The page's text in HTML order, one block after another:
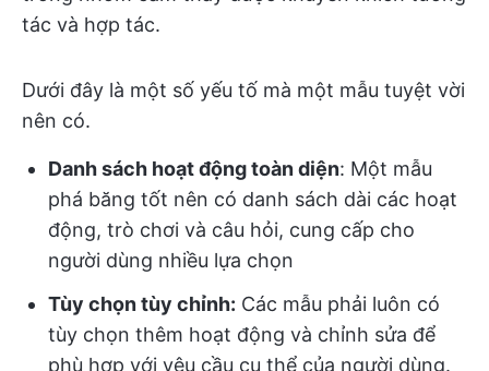
tác và hợp tác.
Dưới đây là một số yếu tố mà một mẫu tuyệt vời
nên có.
Danh sách hoạt động toàn diện: Một mẫu
phá băng tốt nên có danh sách dài các hoạt
động, trò chơi và câu hỏi, cung cấp cho
người dùng nhiều lựa chọn
Tùy chọn tùy chỉnh: Các mẫu phải luôn có
tùy chọn thêm hoạt động và chỉnh sửa để
phù hợp với yêu cầu cụ thể của người dùng.